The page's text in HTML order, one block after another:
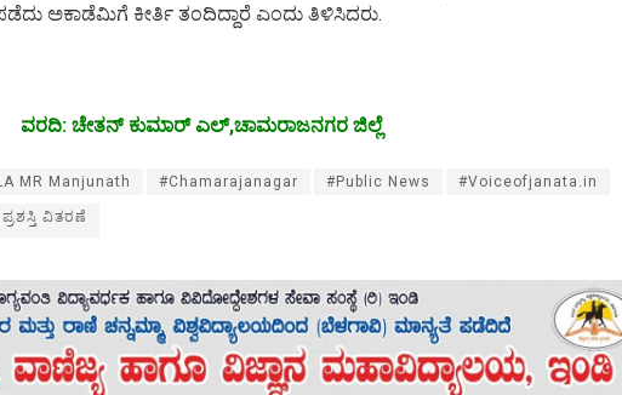
ಅಕಾಡೆಮಿಗೆ ಕೀರ್ತಿ ತಂದಿದ್ದಾರೆ ಎಂದು ತಿಳಿಸಿದರು.
ವರದಿ: ಚೇತನ್ ಕುಮಾರ್ ಎಲ್,ಚಾಮರಾಜನಗರ ಜಿಲ್ಲೆ
MR Manjunath #Chamarajanagar #Public News #Voiceofjanata.in
ವಿತರಣೆ